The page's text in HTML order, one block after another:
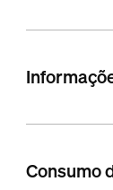
Consumo